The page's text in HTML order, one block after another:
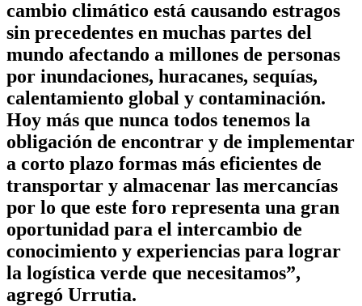
cambio climático está causando estragos
sin precedentes en muchas partes del
mundo afectando a millones de personas
por inundaciones, huracanes, sequías,
calentamiento global y contaminación.
Hoy más que nunca todos tenemos la
obligación de encontrar y de implementar
a corto plazo formas más eficientes de
transportar y almacenar las mercancías
por lo que este foro representa una gran
oportunidad para el intercambio de
conocimiento y experiencias para lograr
la logística verde que necesitamos”,
agregó Urrutia.